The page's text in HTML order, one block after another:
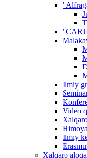
Ilmiy
Video
Ilmiy
Xalqaro